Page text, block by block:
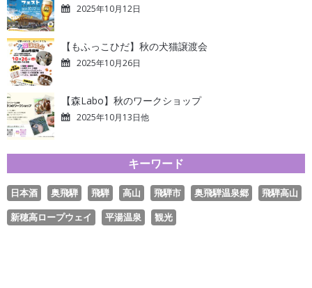
2025年10月12日
【もふっこひだ】秋の犬猫譲渡会
2025年10月26日
【森Labo】秋のワークショップ
2025年10月13日他
キーワード
日本酒 奥飛騨 飛騨 高山 飛騨市 奥飛騨温泉郷
飛騨高山
新穂高ロープウェイ
平湯温泉 観光